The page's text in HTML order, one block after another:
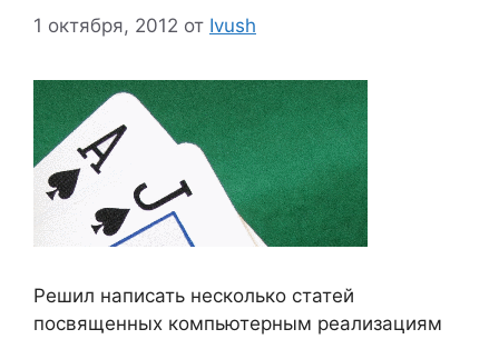
1 октября, 2012 от Ivush
Решил написать несколько статей
посвященных компьютерным реализациям